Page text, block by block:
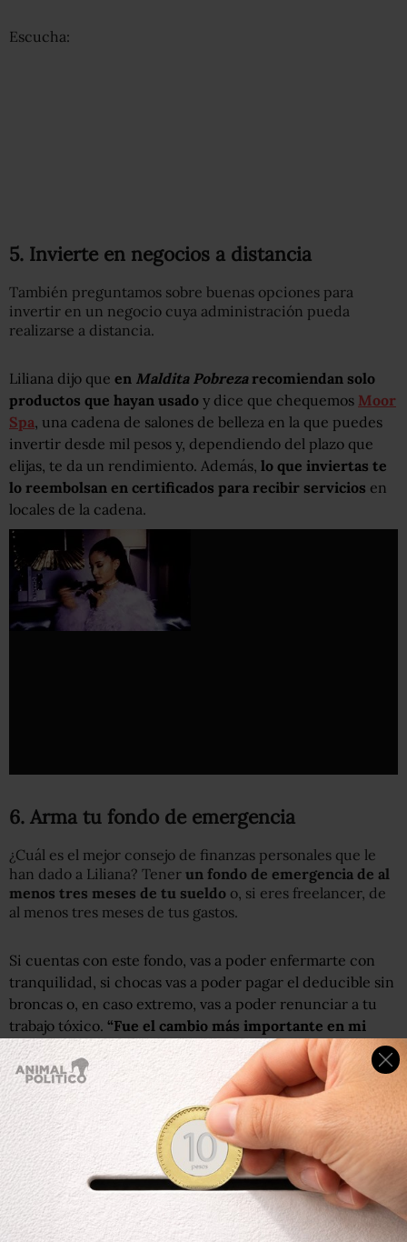
Escucha:
5. Invierte en negocios a distancia
También preguntamos sobre buenas opciones para
invertir en un negocio cuya administración pueda
realizarse a distancia.
Liliana dijo que en Maldita Pobrezarecomiendan solo
productos que hayan usado y dice que chequemos Moor
Spa , una cadena de salones de belleza en la que puedes
invertir desde mil pesos y, dependiendo del plazo que
elijas, te da un rendimiento. Además, lo que inviertas te
lo reembolsan en certificados para recibir servicios en
locales de la cadena.
6. Arma tu fondo de emergencia
¿Cuál es el mejor consejo de finanzas personales que le
han dado a Liliana? Tener un fondo de emergencia de al
menos tres meses de tu sueldo o, si eres freelancer, de
al menos tres meses de tus gastos.
Si cuentas con este fondo, vas a poder enfermarte con
tranquilidad, si chocas vas a poder pagar el deducible sin
broncas o, en caso extremo, vas a poder renunciar a tu
trabajo tóxico. “Fue el cambio más importante en mi
vida” , nos dijo Liliana y, obvio, le creemos.
7. ¿Rentar significa quemar el dinero?
Nuestros papás suelen decirnos que si no tenemos
“dónde caer muertos”, hemos fracasado. Pero Liliana
Olivares ve las cosas de otra forma, pues considera que
al
rentar, en realidad invertimos en calidad de vida
, que se
refleja en cercanía con sitios de nuestro interés o
seguridad pública.